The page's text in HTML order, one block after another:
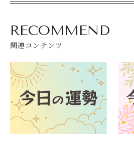
RECOMMEND
関連コンテンツ